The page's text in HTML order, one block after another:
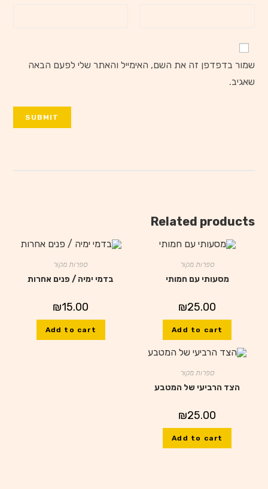
שמור בדפדפן זה את השם, האימייל והאתר שלי לפעם הבאה
שאגיב.
Related products
ספרות מקור
מסעותי עם חמותי
₪25.00
Add to cart
ספרות מקור
בדמי ימיה / פנים אחרות
₪15.00
Add to cart
ספרות מקור
הצד הרביעי של המטבע
₪25.00
Add to cart